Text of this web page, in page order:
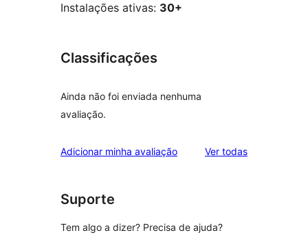
Instalações ativas: 30+
Classificações
Ainda não foi enviada nenhuma
avaliação.
Adicionar minha avaliação Ver todasavaliações
Suporte
Tem algo a dizer? Precisa de ajuda?